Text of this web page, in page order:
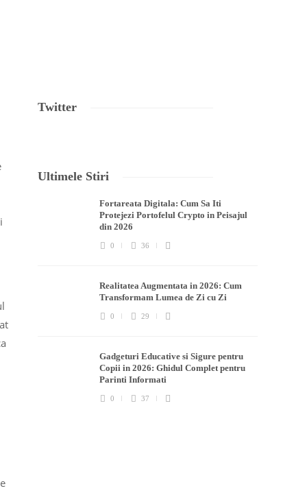
Twitter
Ultimele Stiri
Fortareata Digitala: Cum Sa Iti
Protejezi Portofelul Crypto in Peisajul
din 2026
0 36
Realitatea Augmentata in 2026: Cum
Transformam Lumea de Zi cu Zi
0 29
Gadgeturi Educative si Sigure pentru
Copii in 2026: Ghidul Complet pentru
Parinti Informati
0 37